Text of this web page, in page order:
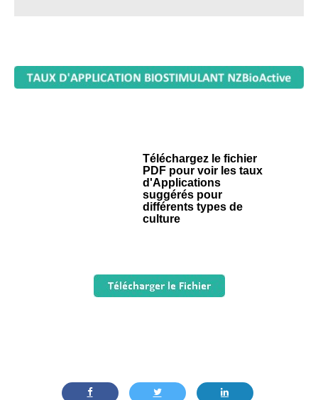
Téléchargez le fichier
PDF pour voir les taux
d'Applications
suggérés pour
différents types de
culture